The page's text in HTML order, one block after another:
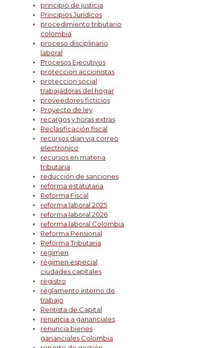
principio de justicia
Principios Jurídicos
procedimiento tributario
colombia
proceso disciplinario
laboral
Procesos Ejecutivos
proteccion accionistas
proteccion social
trabajadoras del hogar
proveedores ficticios
Proyecto de ley
recargos y horas extras
Reclasificación fiscal
recursos dian via correo
electronico
recursos en materia
tributaria
reducción de sanciones
reforma estatutaria
Reforma Fiscal
reforma laboral 2025
reforma laboral 2026
reforma laboral Colombia
Reforma Pensional
Reforma Tributaria
regimen
régimen especial
ciudades capitales
registro
reglamento interno de
trabajo
Rentista de Capital
renuncia a gananciales
renuncia bienes
gananciales Colombia